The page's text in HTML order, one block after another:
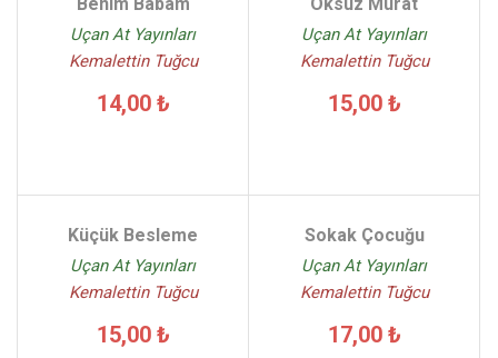
Uçan At Yayınları
Kemalettin Tuğcu
14,00 ₺
Uçan At Yayınları
Kemalettin Tuğcu
15,00 ₺
Küçük Besleme
Uçan At Yayınları
Kemalettin Tuğcu
15,00 ₺
Sokak Çocuğu
Uçan At Yayınları
Kemalettin Tuğcu
17,00 ₺